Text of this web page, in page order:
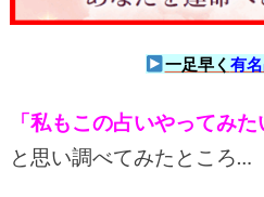
一足早く 有
「私もこの占いやってみた
と思い調べてみたところ…